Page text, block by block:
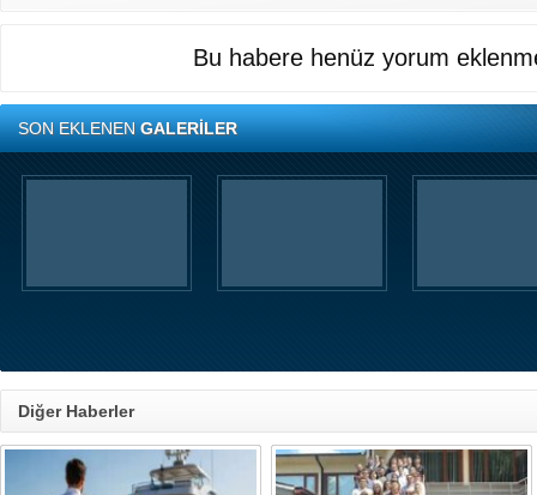
Bu habere henüz yorum
SON EKLENENGALERİLER
Diğer Haberler